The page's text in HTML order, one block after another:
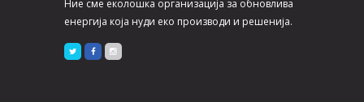
Ние сме еколошка организација за обновлива
енергија која нуди еко производи и решенија.